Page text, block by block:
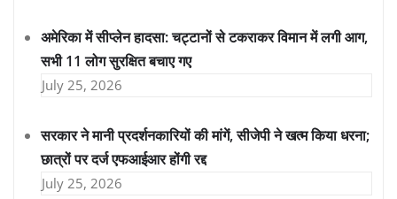
अमेरिका में सीप्लेन हादसा: चट्टानों से टकराकर विमान में लगी आग,
सभी 11 लोग सुरक्षित बचाए गए
July 25, 2026
सरकार ने मानी प्रदर्शनकारियों की मांगें, सीजेपी ने खत्म किया धरना;
छात्रों पर दर्ज एफआईआर होंगी रद्द
July 25, 2026